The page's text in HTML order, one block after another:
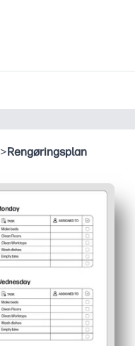
>Rengøringsplan